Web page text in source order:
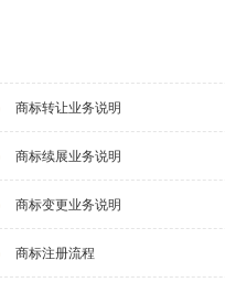
商标转让业务说明
商标续展业务说明
商标变更业务说明
商标注册流程